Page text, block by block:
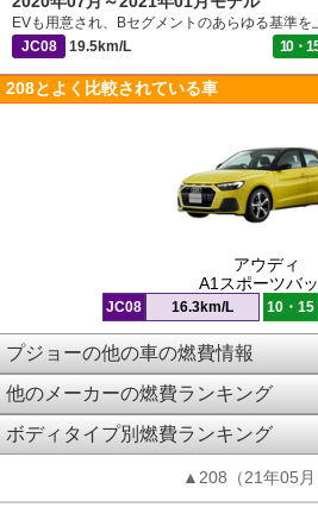
EVも用意され、Bセグメントのあらゆる基準を
JC08
19.5km/L 10・
208とよく比較されている車
アウディ
A1スポーツバ
JC08 16.3km/L 10・15
プジョーの他の車の燃費情報
他のメーカーの燃費ランキング
ボディタイプ別燃費ランキング
▲208（21年05